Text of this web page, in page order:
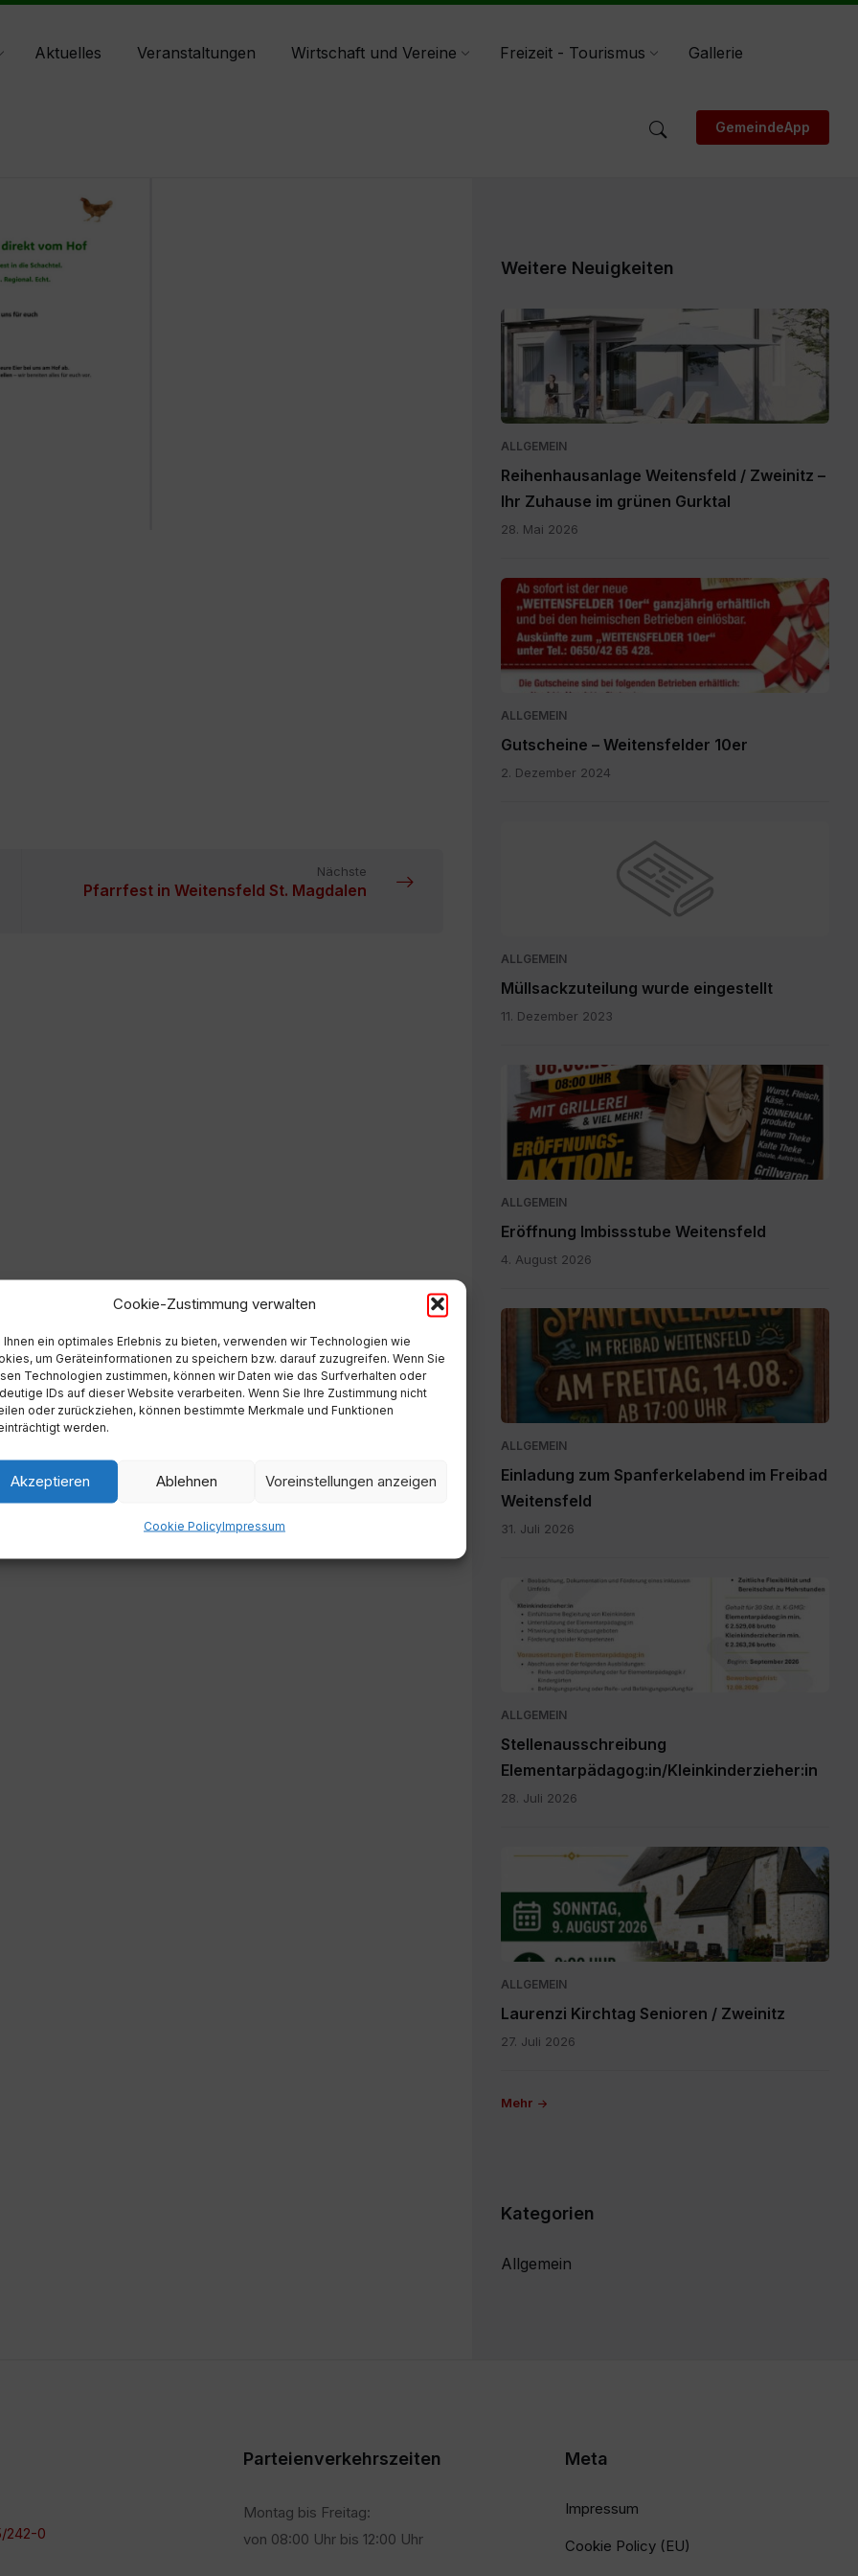
Cookie-Zustimmung verwalten
Ihnen ein optimales Erlebnis zu bieten, verwenden wir Technologien wie
um Geräteinformationen zu speichern bzw. darauf zuzugreifen. Wenn Sie
Technologien zustimmen, können wir Daten wie das Surfverhalten oder
IDs auf dieser Website verarbeiten. Wenn Sie Ihre Zustimmung nicht
oder zurückziehen, können bestimmte Merkmale und Funktionen
werden.
Akzeptieren Ablehnen Voreinstellungen anzeigen
Cookie PolicyImpressum
Aktuelles Veranstaltungen Wirtschaft und Vereine Freizeit - Tourismus
Gallerie
GemeindeApp
Nächste
Pfarrfest in Weitensfeld St. Magdalen
Weitere Neuigkeiten
Expose_Weitensfeld-
Zweinitz_20260528.pdf
ALLGEMEIN
Reihenhausanlage Weitensfeld / Zweinitz –
Ihr Zuhause im grünen Gurktal
28. Mai 2026
Gutscheine.pdf
ALLGEMEIN
Gutscheine – Weitensfelder 10er
2. Dezember 2024
ALLGEMEIN
Müllsackzuteilung wurde eingestellt
11. Dezember 2023
IMG-
20260804-
WA0003.jpg
ALLGEMEIN
Eröffnung Imbissstube Weitensfeld
4. August 2026
Einladung
Spanferkelabend.jpg
ALLGEMEIN
Einladung zum Spanferkelabend im Freibad
Weitensfeld
31. Juli 2026
Personalpool
Bezirk
Feldkirchen
St.
Veit.pdf
ALLGEMEIN
Stellenausschreibung
Elementarpädagog:in/Kleinkinderzieher:in
28. Juli 2026
IMG-
WA0000.jpg
ALLGEMEIN
Laurenzi Kirchtag Senioren / Zweinitz
27. Juli 2026
Mehr
Kategorien
Allgemein
242-0
Parteienverkehrszeiten
Montag bis Freitag:
von 08:00 Uhr bis 12:00 Uhr
Meta
Impressum
Cookie Policy (EU)